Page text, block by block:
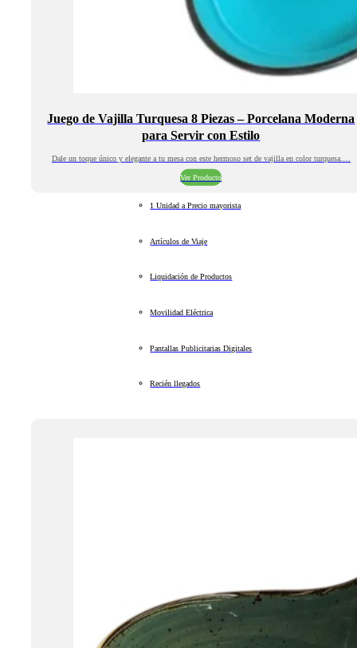
Juego de Vajilla Turquesa 8 Piezas – Porcelana Moderna
para Servir con Estilo
Dale un toque único y elegante a tu mesa con este hermoso set de vajilla en color turquesa.…
Ver Producto
1 Unidad a Precio mayorista
Artículos de Viaje
Liquidación de Productos
Movilidad Eléctrica
Pantallas Publicitarias Digitales
Recién llegados